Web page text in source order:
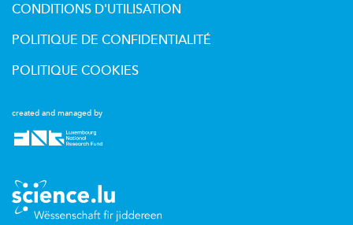
created and managed by
CONDITIONS D'UTILISATION
POLITIQUE DE CONFIDENTIALITÉ
POLITIQUE COOKIES